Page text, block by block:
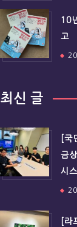
10
고
최신 글
[국
금
시
[